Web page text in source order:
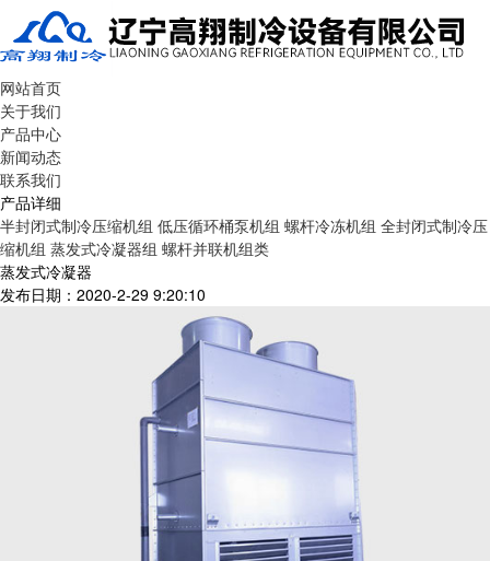
网站首页
关于我们
产品中心
新闻动态
联系我们
产品详细
半封闭式制冷压缩机组 低压循环桶泵机组 螺杆冷冻机组 全封闭式制冷压
缩机组 蒸发式冷凝器组 螺杆并联机组类
蒸发式冷凝器
发布日期：2020-2-29 9:20:10